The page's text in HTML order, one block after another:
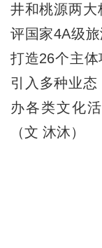
井和桃源两大
评国家4A级
打造26个主体
引入多种业
办各类文化
（文 沐沐）